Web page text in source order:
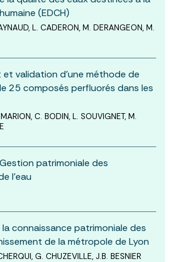
(EDCH)
L. CADERON, M. DERANGEON, M.
validation d’une méthode de
25 composés perfluorés dans les
C. BODIN, L. SOUVIGNET, M.
patrimoniale des
l'eau
connaissance patrimoniale des
de la métropole de Lyon
G. CHUZEVILLE, J.B. BESNIER